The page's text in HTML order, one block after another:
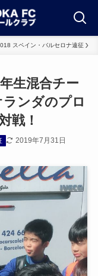
スペイン・バルセロナ遠征
生混合チー
ンダのプロ
戦！
2019年7月31日